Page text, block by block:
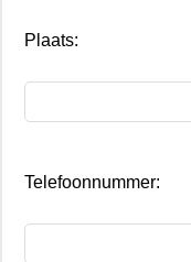
Plaats:
Telefoonnummer: